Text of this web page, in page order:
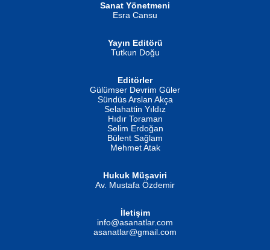
İSMAİL OKUTAN
Erkeklerin Kahrolması Ne Demektir
Evvel Zaman Tanrıçası...
Sanat Yönetmeni
Esra Cansu
Yayın Editörü
Tutkun Doğu
Editörler
Gülümser Devrim Güler
Sündüs Arslan Akça
Selahattin Yıldız
Hıdır Toraman
Selim Erdoğan
Bülent Sağlam
Mehmet Atak
Hukuk Müşaviri
Av. Mustafa Özdemir
İletişim
info@asanatlar.com
asanatlar@gmail.com